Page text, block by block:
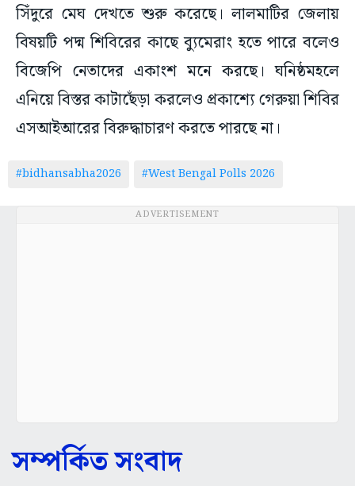
সিঁদুরে মেঘ দেখতে শুরু করেছে। লালমাটির জেলায়
বিষয়টি পদ্ম শিবিরের কাছে ব্যুমেরাং হতে পারে বলেও
বিজেপি নেতাদের একাংশ মনে করছে। ঘনিষ্ঠমহলে
এনিয়ে বিস্তর কাটাছেঁড়া করলেও প্রকাশ্যে গেরুয়া শিবির
এসআইআরের বিরুদ্ধাচারণ করতে পারছে না।
#bidhansabha2026 #West Bengal Polls 2026
ADVERTISEMENT
সম্পর্কিত সংবাদ